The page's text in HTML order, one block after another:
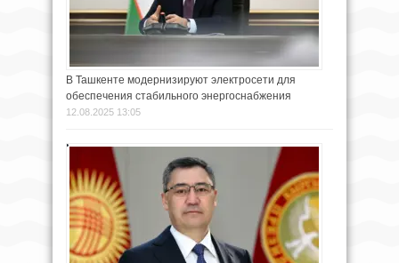
В Ташкенте модернизируют электросети для
обеспечения стабильного энергоснабжения
12.08.2025 13:05